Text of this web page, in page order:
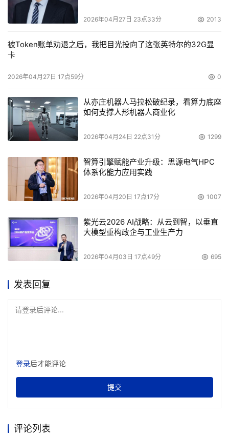
2026年04月27日 23点33分 2013
被Token账单劝退之后，我把目光投向了这张英特尔的32G显
卡
2026年04月27日 17点59分 0
从亦庄机器人马拉松破纪录，看算力底座
如何支撑人形机器人商业化
2026年04月24日 22点31分 1299
智算引擎赋能产业升级：思源电气HPC
体系化能力应用实践
2026年04月20日 17点17分 1007
紫光云2026 AI战略：从云到智，以垂直
大模型重构政企与工业生产力
2026年04月03日 17点49分 695
发表回复
请登录后评论...
登录后才能评论
提交
评论列表